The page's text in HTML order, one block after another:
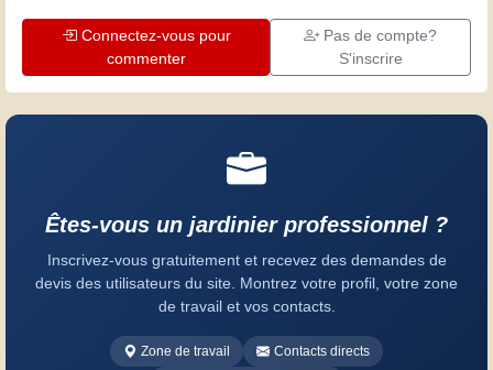
Connectez-vous pour
commenter
Pas de compte?
S'inscrire
Êtes-vous un jardinier professionnel ?
Inscrivez-vous gratuitement et recevez des demandes de
devis des utilisateurs du site. Montrez votre profil, votre zone
de travail et vos contacts.
Zone de travail
Contacts directs